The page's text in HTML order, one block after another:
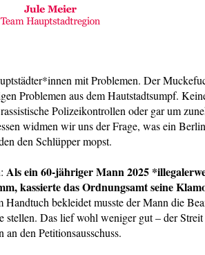
mit Problemen. Der
Problemen aus dem Hautstadtsumpf.
Polizeikontrollen oder gar um
widmen wir uns der Frage, was ein
den Schlüpper mopst.
Als ein 60-jähriger Mann 2025
kassierte das Ordnungsamt seine
Handtuch bekleidet musste der Mann die
stellen. Das lief wohl weniger gut – der
den Petitionsausschuss.